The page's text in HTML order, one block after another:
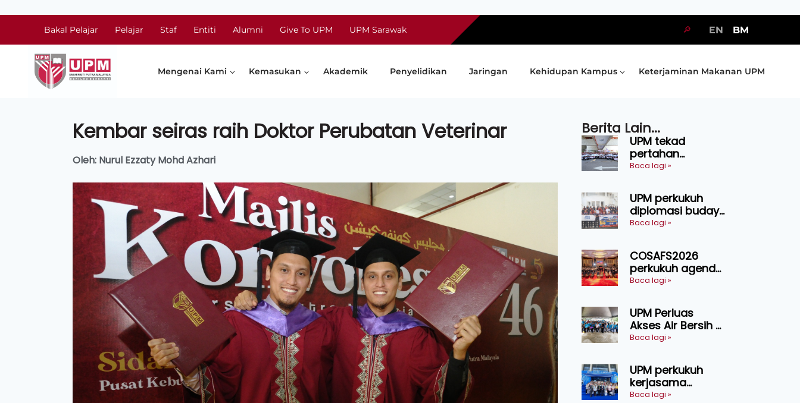
Bakal Pelajar Pelajar Staf Entiti Alumni Give To UPM UPM Sarawak 🔎 EN BM
Mengenai Kami Kemasukan Akademik Penyelidikan Jaringan Kehidupan Kampus Keterjaminan Makanan UPM
Kembar seiras raih Doktor Perubatan Veterinar
Oleh: Nurul Ezzaty Mohd Azhari
Berita Lain...
UPM tekad
pertahan
kejuaraan SUKUM
pingat emas
Baca lagi »
UPM perkukuh
diplomasi budaya
Malaysia-
Narasi Nusantara
Baca lagi »
COSAFS2026
perkukuh agenda
keselamatan
AgriHub pacu
transformasi
pertanian
Sarawak
Baca lagi »
UPM Perluas
Akses Air Bersih di
31 Kediaman
Chini
Baca lagi »
UPM perkukuh
kerjasama
pendidikan pintar
Baca lagi »